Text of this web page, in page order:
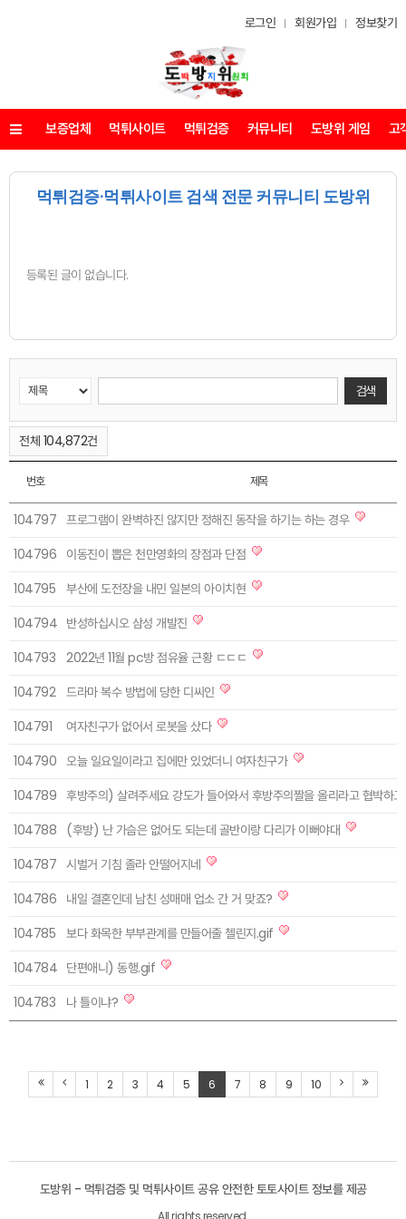
로그인 회원가입 정보찾기
메뉴 보증업체 먹튀사이트 먹튀검증 커뮤니티 도방위 게임 고
먹튀검증·먹튀사이트 검색 전문 커뮤니티 도방위
등록된 글이 없습니다.
전체 104,872건
번호 제목
104797 프로그램이 완벽하진 않지만 정해진 동작을 하기는 하는 경우
104796 이동진이 뽑은 천만영화의 장점과 단점
104795 부산에 도전장을 내민 일본의 아이치현
104794 반성하십시오 삼성 개발진
104793 2022년 11월 pc방 점유율 근황 ㄷㄷㄷ
104792 드라마 복수 방법에 당한 디씨인
104791
여자친구가 없어서 로봇을 샀다
104790 오늘 일요일이라고 집에만 있었더니 여자친구가
104789 후방주의) 살려주세요 강도가 들어와서 후방주의짤을 올리라고 협박하
104788 (후방) 난 가슴은 없어도 되는데 골반이랑 다리가 이뻐야대
104787 시벌거 기침 졸라 안떨어지네
104786 내일 결혼인데 남친 성매매 업소 간 거 맞죠?
104785 보다 화목한 부부관계를 만들어줄 첼린지.gif
104784 단편애니) 동행.gif
104783
나 틀이냐?
1 2 3 4 5 6 7 8 9 10
도방위 - 먹튀검증 및 먹튀사이트 공유 안전한 토토사이트 정보를 제공
All rights reserved.